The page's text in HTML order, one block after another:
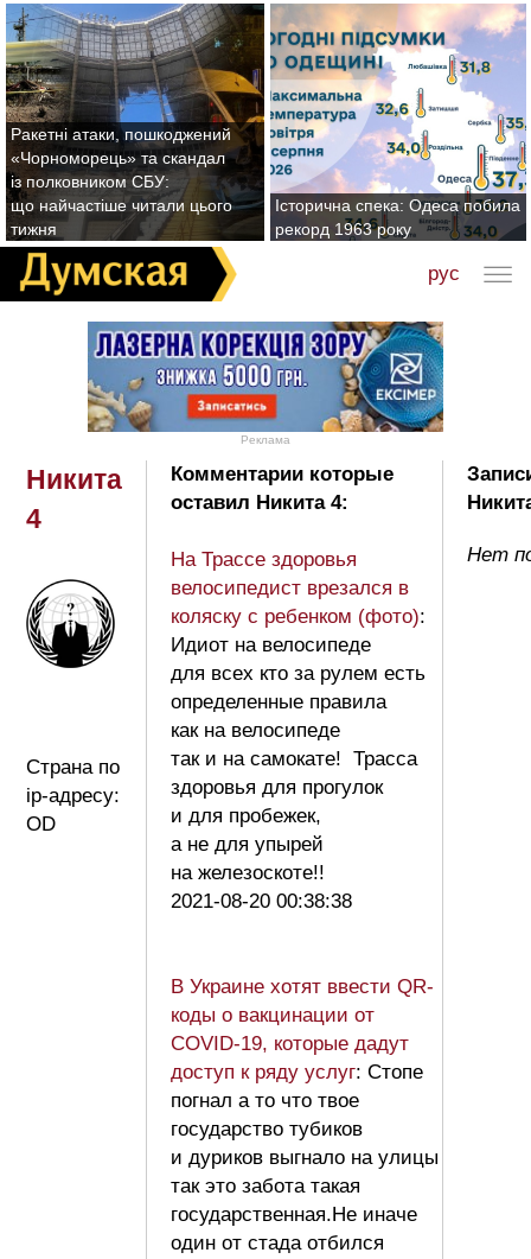
Ракетні атаки, пошкоджений
«Чорноморець» та скандал
із полковником СБУ:
що найчастіше читали цього
тижня
Історична спека: Одеса побила
рекорд 1963 року
рус
Реклама
Никита
4
Страна по
ip-адресу:
OD
Комментарии которые
оставил Никита 4:
На Трассе здоровья
велосипедист врезался в
коляску с ребенком (фото):
Идиот на велосипеде
для всех кто за рулем есть
определенные правила
как на велосипеде
так и на самокате! Трасса
здоровья для прогулок
и для пробежек,
а не для упырей
на железоскоте!!
2021-08-20 00:38:38
В Украине хотят ввести QR-
коды о вакцинации от
COVID-19, которые дадут
доступ к ряду услуг: Стопе
погнал а то что твое
государство тубиков
и дуриков выгнало на улицы
так это забота такая
государственная.Не иначе
один от стада отбился
Нет